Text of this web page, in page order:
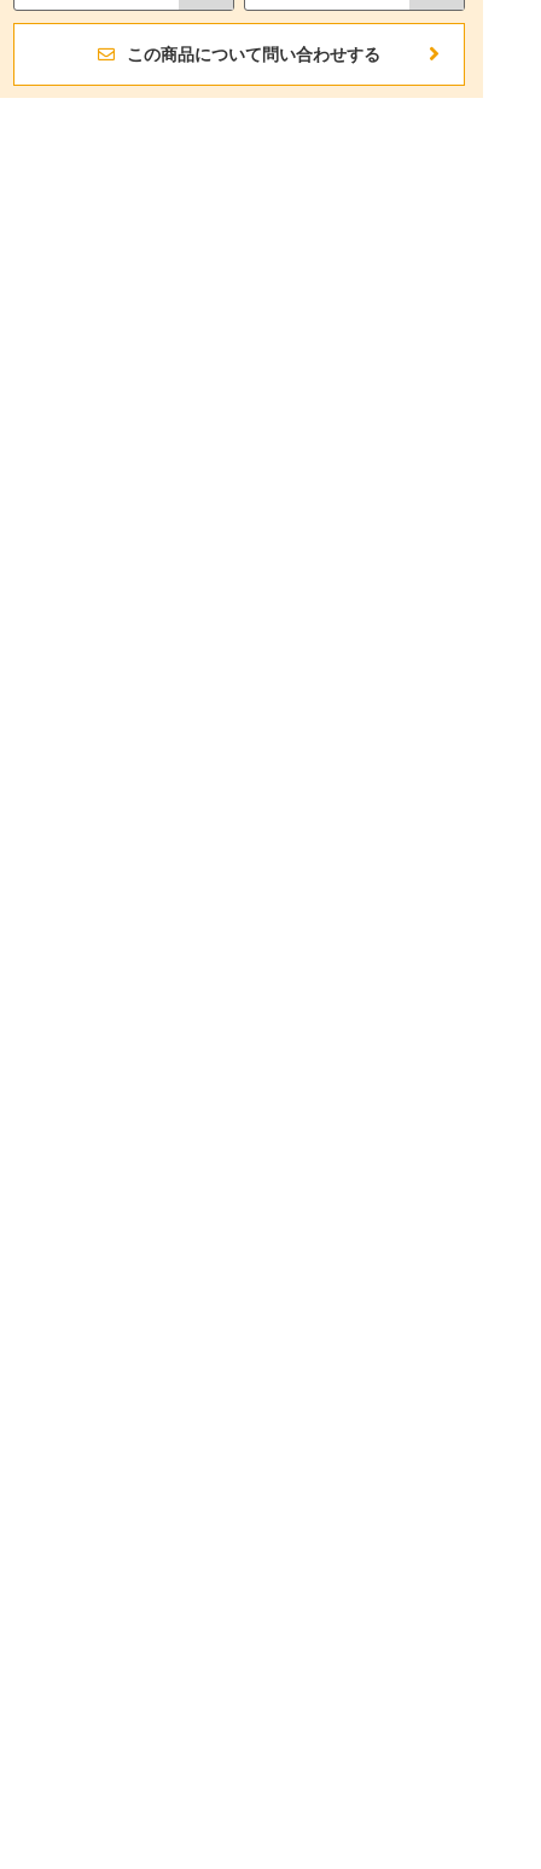
この商品について問い合わせする